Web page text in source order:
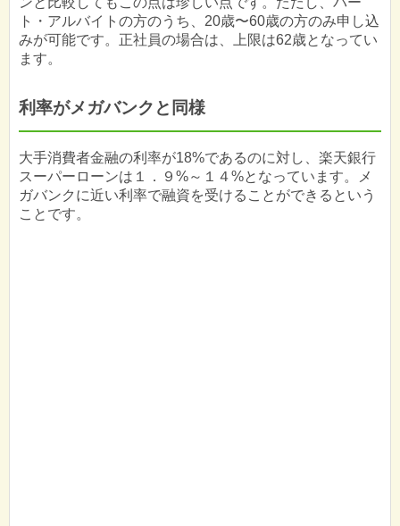
ト・アルバイトの方のうち、20歳〜60歳の方のみ申し込
みが可能です。正社員の場合は、上限は62歳となってい
ます。
利率がメガバンクと同様
大手消費者金融の利率が18%であるのに対し、楽天銀行
スーパーローンは１．９%～１４%となっています。メ
ガバンクに近い利率で融資を受けることができるという
ことです。